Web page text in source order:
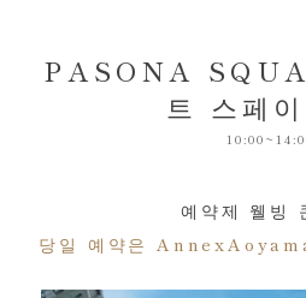
PASONA
트 스페
예약제 웰빙
당일 예약은